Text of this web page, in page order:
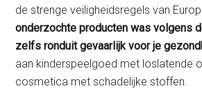
de strenge veiligheidsregels van
onderzochte producten was volgens
zelfs ronduit gevaarlijk voor je
aan kinderspeelgoed met loslatende
cosmetica met schadelijke stoffen.